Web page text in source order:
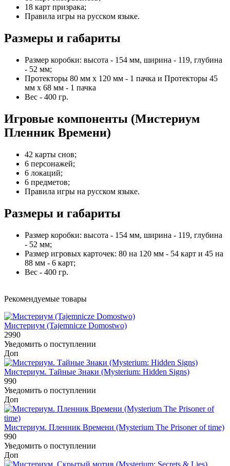
18 карт призрака;
Правила игры на русском языке.
Размеры и габариты
Размер коробки: высота - 154 мм, ширина - 119, глубина
- 52 мм;
Протекторы 80 мм х 120 мм - 1 пачка и Протекторы 45
мм х 68 мм - 1 пачка
Вес - 400 гр.
Игровые компоненты (Мистериум
Пленник Времени)
42 карты снов;
6 персонажей;
6 локаций;
6 предметов;
Правила игры на русском языке.
Размеры и габариты
Размер коробки: высота - 154 мм, ширина - 119, глубина
- 52 мм;
Размер игровых карточек: 80 на 120 мм - 54 карт и 45 на
88 мм - 6 карт;
Вес - 400 гр.
Рекомендуемые товары
Мистериум (Tajemnicze Domostwo)
2990
Уведомить о поступлении
Доп
Мистериум. Тайные Знаки (Mysterium: Hidden Signs)
990
Уведомить о поступлении
Доп
Мистериум. Пленник Времени (Mysterium The Prisoner of time)
990
Уведомить о поступлении
Доп